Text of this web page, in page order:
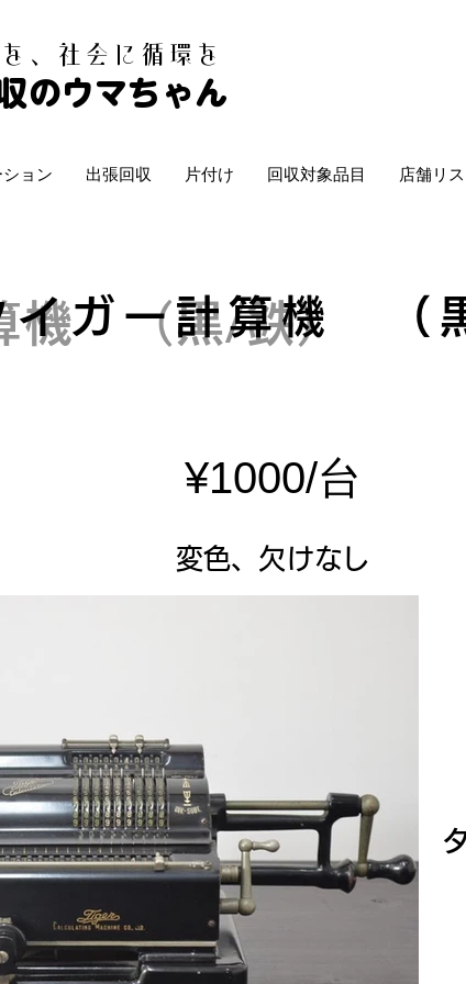
、社会に循環を
のウマちゃん
ョン 出張回収 片付け 回収対象品目 店舗リス
機 （黒/鉄）
イガー計算機 （
¥1000/台
変色、欠けなし